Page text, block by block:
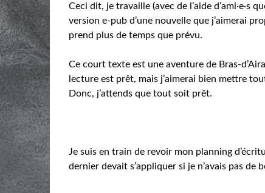
Ceci dit, je travaille (avec de l’aide d’ami·e·s
version e-pub d’une nouvelle que j’aimerai
prend plus de temps que prévu.
Ce court texte est une aventure de Bras-
lecture est prêt, mais j’aimerai bien mettre
Donc, j’attends que tout soit prêt.
Je suis en train de revoir mon planning
dernier devait s’appliquer si je n’avais pas